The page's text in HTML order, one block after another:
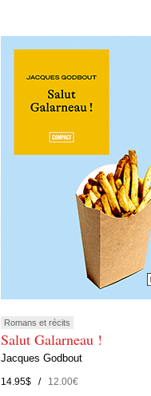
Romans et récits
Salut Galarneau !
Jacques Godbout
14.95$ /12.00€